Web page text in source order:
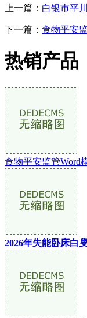
上一篇： 白银市平
下一篇： 食物平安
热销产品
食物平安监管Word
2026年失能卧床白